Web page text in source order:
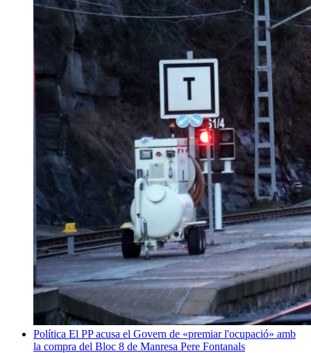
Política El PP acusa el Govern de «premiar l'ocupació» amb
la compra del Bloc 8 de Manresa Pere Fontanals